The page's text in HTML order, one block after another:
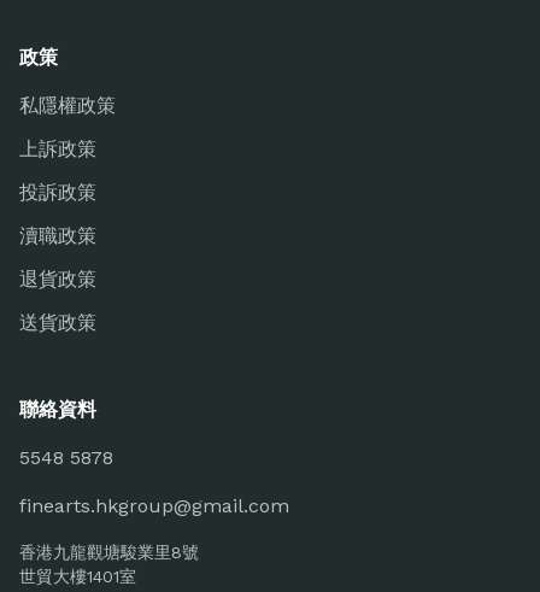
政策
私隱權政策
上訴政策
投訴政策
瀆職政策
退貨政策
送貨政策
聯絡資料
5548 5878
finearts.hkgroup@gmail.com
香港九龍觀塘駿業里8號
世貿大樓1401室